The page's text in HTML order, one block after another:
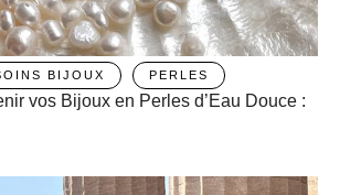
BIJOUX PERLES
vos Bijoux en Perles d’Eau Douce :